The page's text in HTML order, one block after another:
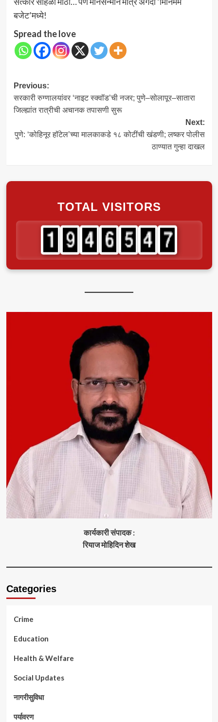
बजेट’मध्ये!
Spread the love
Post
navigation
Previous:
सरकारी रुग्णालयांवर ‘नाइट स्क्वॉड’ची नजर; पुणे–सोलापूर–सातारा
जिल्ह्यांत रात्रीची अचानक तपासणी सुरू
Next:
पुणे: ‘कोहिनूर हॉटेल’च्या मालकाकडे १८ कोटींची खंडणी; लष्कर पोलीस
ठाण्यात गुन्हा दाखल
TOTAL VISITORS
कार्यकारी संपादक :
रियाज मोहिदिन शेख
Categories
Crime
Education
Health & Welfare
Social Updates
नागरीसुविधा
पर्यावरण